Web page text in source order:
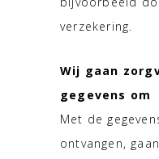
verzekering.
Wij gaan
gegevens om
Met de
ontvangen,